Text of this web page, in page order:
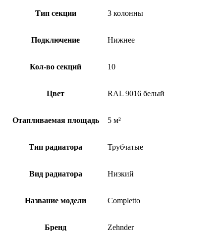
Тип секции 3 колонны
Подключение Нижнее
Кол-во секций 10
Цвет RAL 9016 белый
Отапливаемая площадь 5 м²
Тип радиатора Трубчатые
Вид радиатора Низкий
Название модели Completto
Бренд Zehnder